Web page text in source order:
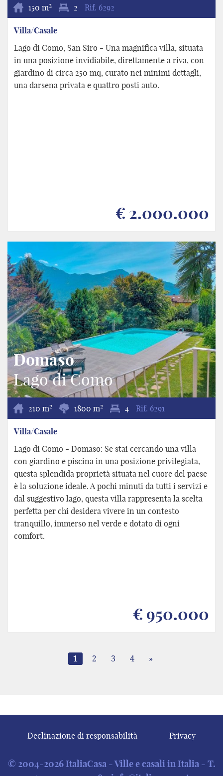
150 m2 2 Rif. 6292
Villa/Casale
Lago di Como, San Siro - Una magnifica villa, situata
in una posizione invidiabile, direttamente a riva, con
giardino di circa 250 mq, curato nei minimi dettagli,
una darsena privata e quattro posti auto.
€ 2.000.000
Domaso
Lago di Como
210 m2 1800 m2 4 Rif. 6291
Villa/Casale
Lago di Como - Domaso: Se stai cercando una villa
con giardino e piscina in una posizione privilegiata,
questa splendida proprietà situata nel cuore del paese
è la soluzione ideale. A pochi minuti da tutti i servizi e
dal suggestivo lago, questa villa rappresenta la scelta
perfetta per chi desidera vivere in un contesto
tranquillo, immerso nel verde e dotato di ogni
comfort.
€ 950.000
1 2 3 4 »
Declinazione di responsabilità Privacy
© 2004-2026 ItaliaCasa - Ville e casali in Italia - T.